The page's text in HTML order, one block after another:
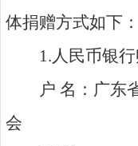
体捐赠方式如下：
1.人民币银
户 名：广东
会